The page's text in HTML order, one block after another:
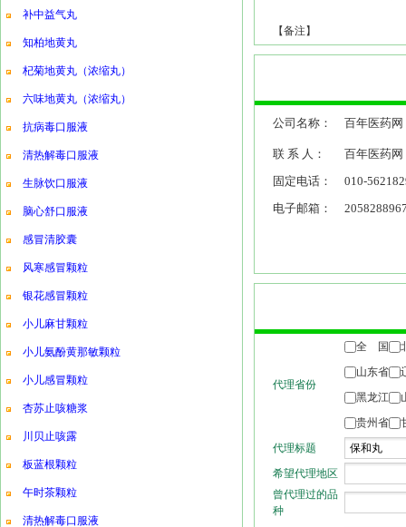
补中益气丸
知柏地黄丸
杞菊地黄丸（浓缩丸）
六味地黄丸（浓缩丸）
抗病毒口服液
清热解毒口服液
生脉饮口服液
脑心舒口服液
感冒清胶囊
风寒感冒颗粒
银花感冒颗粒
小儿麻甘颗粒
小儿氨酚黄那敏颗粒
小儿感冒颗粒
杏苏止咳糖浆
川贝止咳露
板蓝根颗粒
午时茶颗粒
清热解毒口服液
【备注】
公司名称： 百年医药网
联 系 人：
百年医药网
固定电话：
010-
电子邮箱：